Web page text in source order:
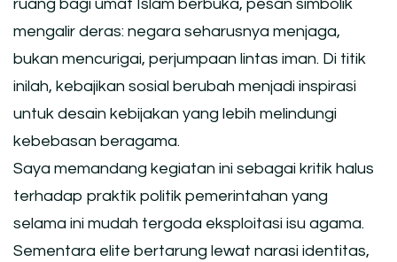
ruang bagi umat Islam berbuka, pesan simbolik
mengalir deras: negara seharusnya menjaga,
bukan mencurigai, perjumpaan lintas iman. Di titik
inilah, kebajikan sosial berubah menjadi inspirasi
untuk desain kebijakan yang lebih melindungi
kebebasan beragama.
Saya memandang kegiatan ini sebagai kritik halus
terhadap praktik politik pemerintahan yang
selama ini mudah tergoda eksploitasi isu agama.
Sementara elite bertarung lewat narasi identitas,